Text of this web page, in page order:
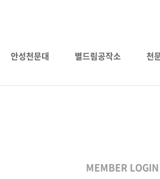
안성천문대 별드림공작소 천
MEMBER LOGIN